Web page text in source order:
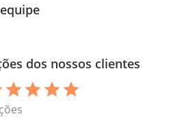
dos nossos clientes
star star star star